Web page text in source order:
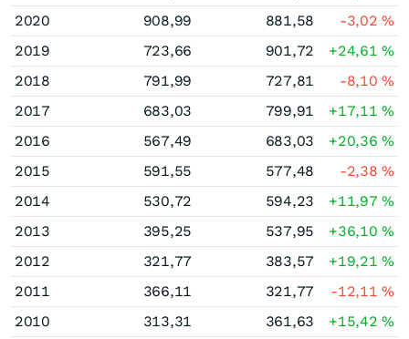
2020
908,99 881,58 -3,02%
2019
723,66 901,72 +24,61%
2018
791,99 727,81 -8,10%
2017
683,03 799,91 +17,11%
2016
567,49 683,03 +20,36%
2015
591,55 577,48 -2,38%
2014
530,72 594,23 +11,97%
2013
395,25 537,95 +36,10%
2012
321,77 383,57 +19,21%
2011
366,11 321,77 -12,11%
2010
313,31 361,63 +15,42%